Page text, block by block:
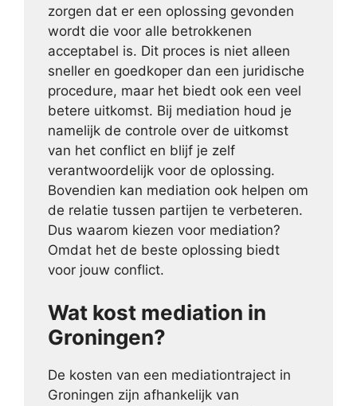
zorgen dat er een oplossing gevonden
wordt die voor alle betrokkenen
acceptabel is. Dit proces is niet alleen
sneller en goedkoper dan een juridische
procedure, maar het biedt ook een veel
betere uitkomst. Bij mediation houd je
namelijk de controle over de uitkomst
van het conflict en blijf je zelf
verantwoordelijk voor de oplossing.
Bovendien kan mediation ook helpen om
de relatie tussen partijen te verbeteren.
Dus waarom kiezen voor mediation?
Omdat het de beste oplossing biedt
voor jouw conflict.
Wat kost mediation in
Groningen?
De kosten van een mediationtraject in
Groningen zijn afhankelijk van